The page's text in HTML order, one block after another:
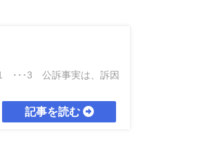
1 ･･･3 公訴事実は、訴因